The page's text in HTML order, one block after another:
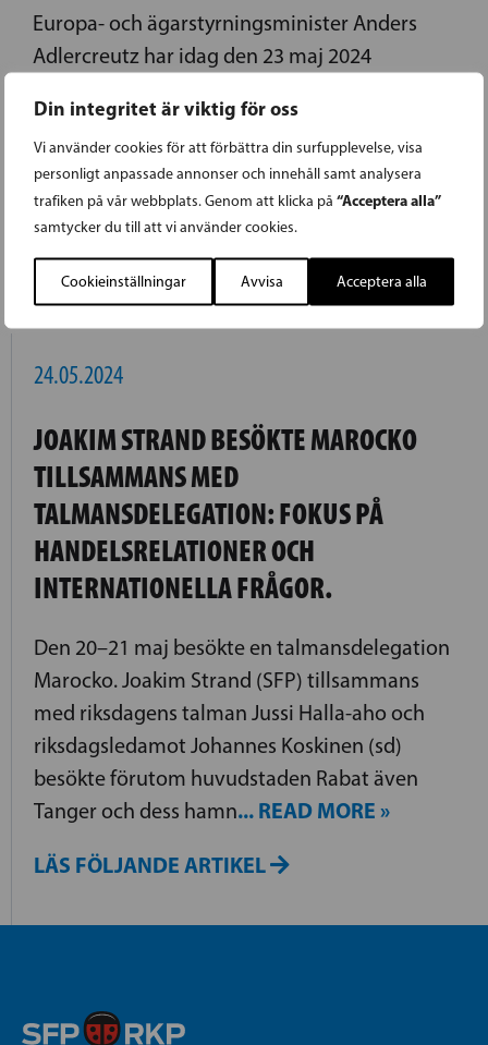
Din integritet är viktig för oss
Vi använder cookies för att förbättra din surfupplevelse, visa
personligt anpassade annonser och innehåll samt analysera
trafiken på vår webbplats. Genom att klicka på “Acceptera alla”
samtycker du till att vi använder cookies.
Cookieinställningar Avvisa Acceptera alla
Europa- och ägarstyrningsminister Anders
Adlercreutz har idag den 23 maj 2024
principbeslut. Principbeslutet är det centrala
dokumentet som styr statens
ägarstyrningsverksamhet i alla statsägda
bolag.
LÄS FÖREGÅENDE ARTIKEL
24.05.2024
JOAKIM STRAND BESÖKTE MAROCKO
TILLSAMMANS MED
TALMANSDELEGATION: FOKUS PÅ
HANDELSRELATIONER OCH
INTERNATIONELLA FRÅGOR.
Den 20–21 maj besökte en talmansdelegation
Marocko. Joakim Strand (SFP) tillsammans
med riksdagens talman Jussi Halla-aho och
riksdagsledamot Johannes Koskinen (sd)
besökte förutom huvudstaden Rabat även
Tanger och dess hamn... READ MORE »
LÄS FÖLJANDE ARTIKEL